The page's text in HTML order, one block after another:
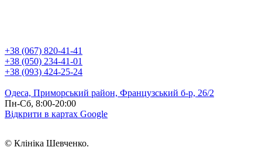
+38 (067) 820-41-41
+38 (050) 234-41-01
+38 (093) 424-25-24
Одеса, Приморський район, Французський б-р, 26/2
Пн-Сб, 8:00-20:00
Відкрити в картах Google
© Клініка Шевченко.